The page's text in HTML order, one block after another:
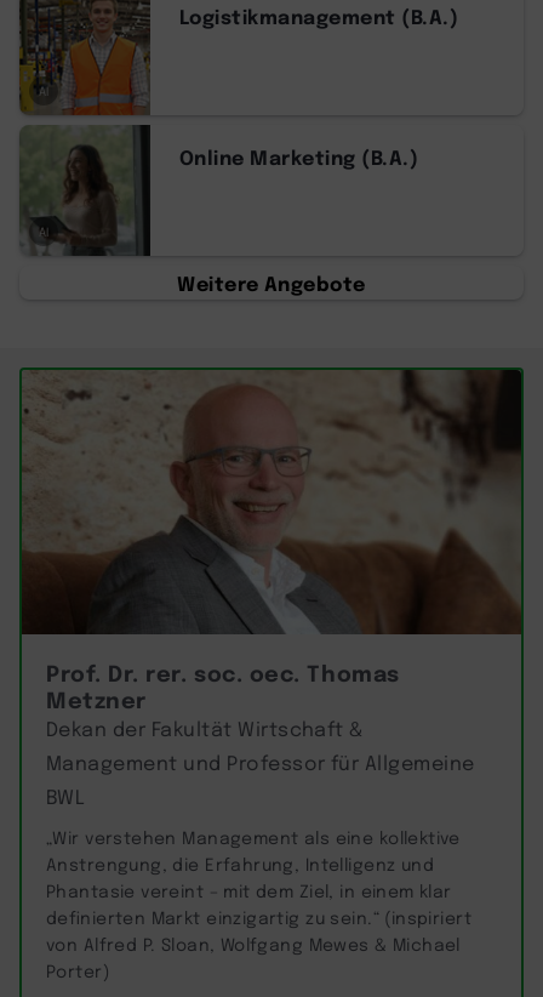
AI
Logistikmanagement (B.A.)
AI
Online Marketing (B.A.)
Weitere Angebote
Prof. Dr. rer. soc. oec. Thomas
Metzner
Dekan der Fakultät Wirtschaft &
Management und Professor für Allgemeine
BWL
„Wir verstehen Management als eine kollektive
Anstrengung, die Erfahrung, Intelligenz und
Phantasie vereint – mit dem Ziel, in einem klar
definierten Markt einzigartig zu sein.“ (inspiriert
von Alfred P. Sloan, Wolfgang Mewes & Michael
Porter)